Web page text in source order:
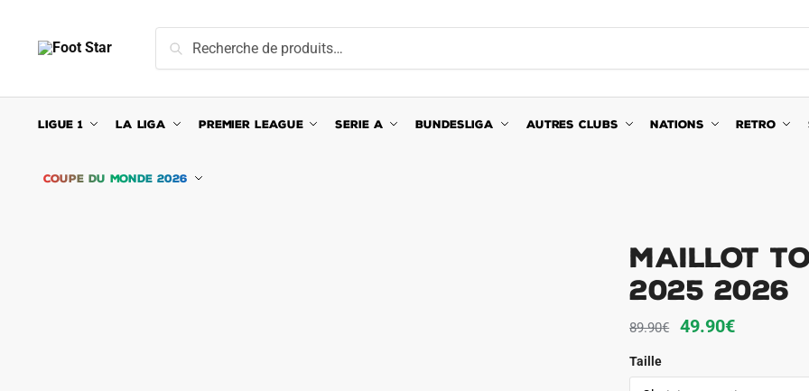
navigation
content
pour :
Recherche
LIGUE 1 LA LIGA PREMIER LEAGUE SERIE A BUNDESLIGA AUTRES CLUBS NATIONS RETRO
COUPE DU MONDE 2026
Maillot
2025 2026
89.90€
Le
initial
49.90€Le
actuel
Taille